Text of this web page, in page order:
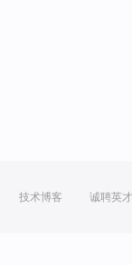
技术博客 诚聘英才